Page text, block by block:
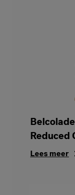
Reduced
Lees meer